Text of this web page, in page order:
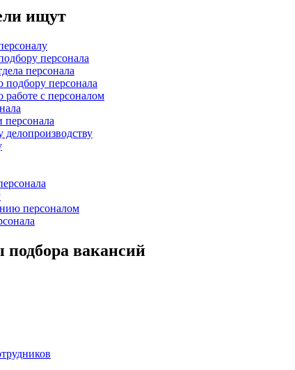
ищут
персонала
персонала
персонала
с персоналом
персонала
персоналом
вакансий